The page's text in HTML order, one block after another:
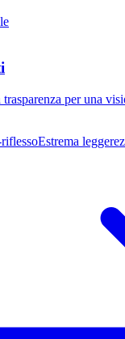
per una
Estrema